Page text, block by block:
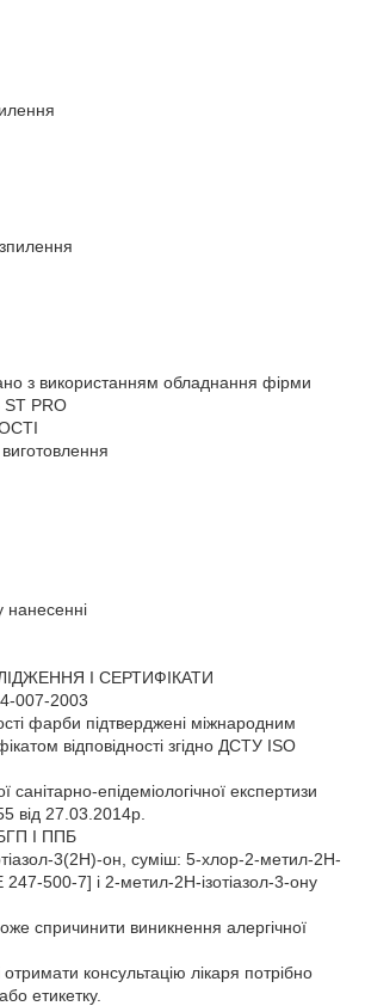
з використанням обладнання фірми
PRO
виготовлення
І СЕРТИФІКАТИ
007-2003
фарби підтверджені міжнародним
відповідності згідно ДСТУ ISO
санітарно-епідеміологічної експертизи
від 27.03.2014р.
І ППБ
3(2H)-он, суміш: 5-хлор-2-метил-2H-
247-500-7] і 2-метил-2H-ізотіазол-3-ону
спричинити виникнення алергічної
отримати консультацію лікаря потрібно
етикетку.